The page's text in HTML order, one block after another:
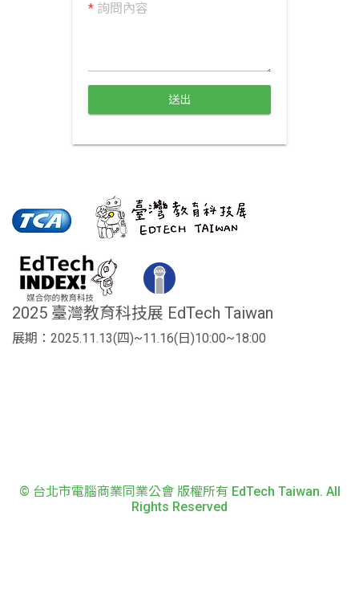
*詢問內容
送出
2025 臺灣教育科技展 EdTech Taiwan
展期：2025.11.13(四)~11.16(日)10:00~18:00
© 台北市電腦商業同業公會 版權所有 EdTech Taiwan. All
Rights Reserved